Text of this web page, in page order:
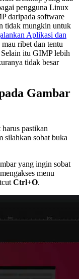
pengguna Linux
daripada software
tidak mungkin untuk
Aplikasi dan
ribet dan tentu
itu GIMP lebih
tidak besar
Gambar
pastikan
silahkan sobat buka
yang ingin sobat
menu
Ctrl+O.